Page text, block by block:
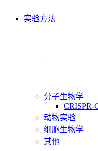
实验方法
分子生物学
CRISPR-
动物实验
细胞生物学
其他